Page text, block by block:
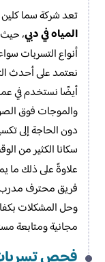
تعد شركة سما
المياه في دبي،
أنواع التسربات
نعتمد على أحدث
أيضًا نستخدم في
والموجات فوق
دون الحاجة إلى
سكانا الكثير من
علاوةً على ذلك ما
فريق محترف مدرب
وحل المشكلات
مجانية ومتابعة